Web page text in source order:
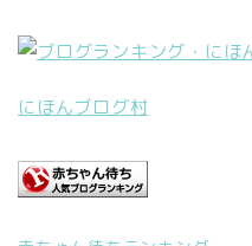
にほんブログ村